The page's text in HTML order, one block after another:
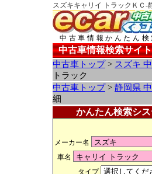
スズキキャリイ トラックＫＣ-
中古車情報かんたん検
中古車情報検索サイト
中古車トップ> スズキ
トラック
中古車トップ> 静岡県
細
かんたん検索シ
メーカー名
車名
タイプ